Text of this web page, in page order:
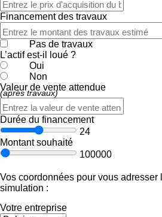
Financement des travaux
Pas de travaux
L’actif est-il loué ?
Oui
Non
Valeur de vente attendue
(après travaux)
Durée du financement
24
Montant souhaité
100000
Vos coordonnées pour vous adresser
simulation :
Votre entreprise